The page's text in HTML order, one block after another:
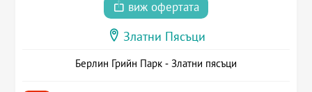
виж офертата
Златни Пясъци
Берлин Грийн Парк - Златни пясъци